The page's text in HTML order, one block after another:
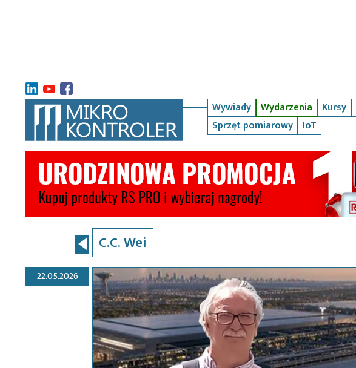
Wywiady Wydarzenia Kursy
Sprzęt pomiarowy
IoT
C.C. Wei
22.05.2026